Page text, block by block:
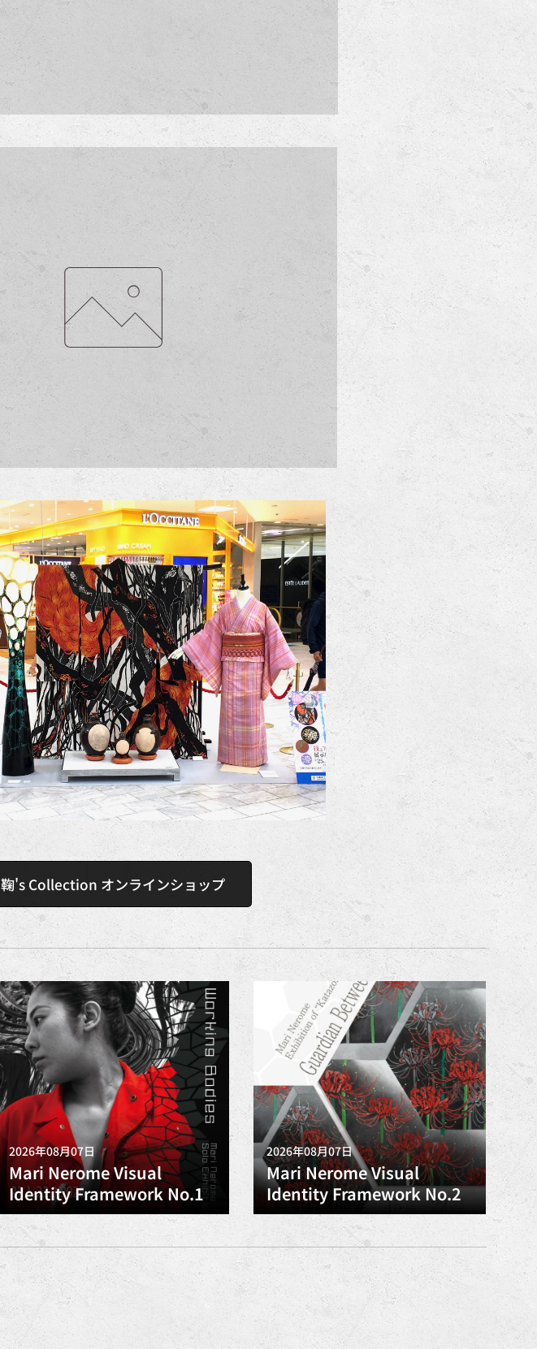
鞠's Collection オンラインショップ
2026年08月07日
Mari Nerome Visual
Identity Framework No.1
2026年08月07日
Mari Nerome Visual
Identity Framework No.2